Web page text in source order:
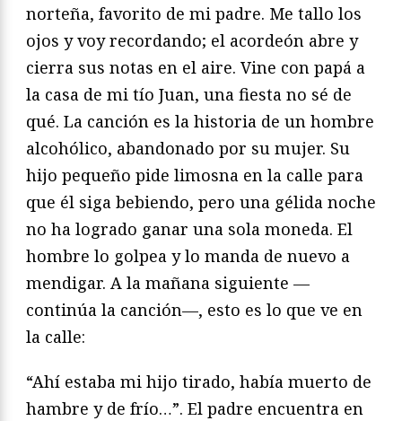
norteña, favorito de mi padre. Me tallo los
ojos y voy recordando; el acordeón abre y
cierra sus notas en el aire. Vine con papá a
la casa de mi tío Juan, una fiesta no sé de
qué. La canción es la historia de un hombre
alcohólico, abandonado por su mujer. Su
hijo pequeño pide limosna en la calle para
que él siga bebiendo, pero una gélida noche
no ha logrado ganar una sola moneda. El
hombre lo golpea y lo manda de nuevo a
mendigar. A la mañana siguiente —
continúa la canción—, esto es lo que ve en
la calle:
“Ahí estaba mi hijo tirado, había muerto de
hambre y de frío…”. El padre encuentra en